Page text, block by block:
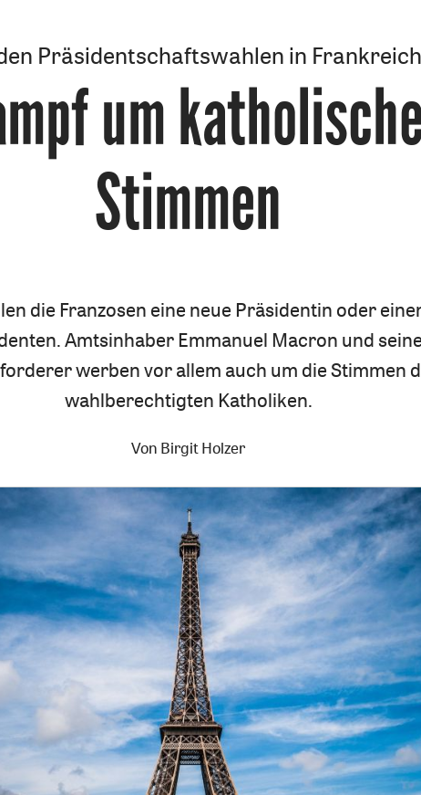
Präsidentschaftswahlen in Frankreich
:
um
Stimmen
die Franzosen eine neue Präsidentin oder
Amtsinhaber Emmanuel Macron und seine
werben vor allem auch um die Stimmen
wahlberechtigten Katholiken.
Von Birgit Holzer